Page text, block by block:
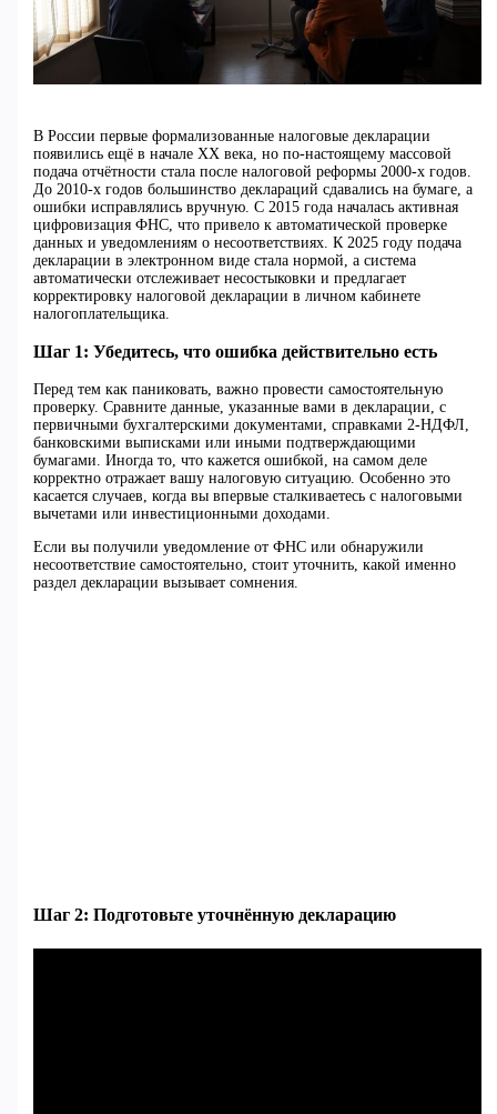
В России первые формализованные налоговые декларации
появились ещё в начале XX века, но по-настоящему массовой
подача отчётности стала после налоговой реформы 2000-х годов.
До 2010-х годов большинство деклараций сдавались на бумаге, а
ошибки исправлялись вручную. С 2015 года началась активная
цифровизация ФНС, что привело к автоматической проверке
данных и уведомлениям о несоответствиях. К 2025 году подача
декларации в электронном виде стала нормой, а система
автоматически отслеживает несостыковки и предлагает
корректировку налоговой декларации в личном кабинете
налогоплательщика.
Шаг 1: Убедитесь, что ошибка действительно есть
Перед тем как паниковать, важно провести самостоятельную
проверку. Сравните данные, указанные вами в декларации, с
первичными бухгалтерскими документами, справками 2-НДФЛ,
банковскими выписками или иными подтверждающими
бумагами. Иногда то, что кажется ошибкой, на самом деле
корректно отражает вашу налоговую ситуацию. Особенно это
касается случаев, когда вы впервые сталкиваетесь с налоговыми
вычетами или инвестиционными доходами.
Если вы получили уведомление от ФНС или обнаружили
несоответствие самостоятельно, стоит уточнить, какой именно
раздел декларации вызывает сомнения.
Шаг 2: Подготовьте уточнённую декларацию